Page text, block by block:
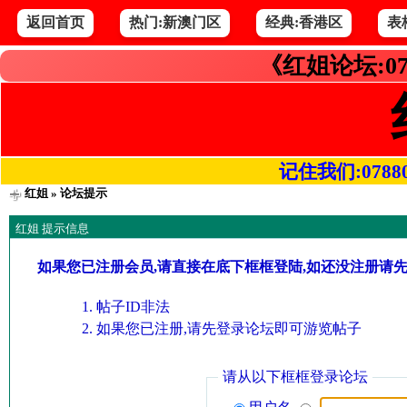
返回首页 热门:新澳门区 经典:香港区 表
《红姐论坛
记住我们
红姐» 论坛提示
红姐 提示信息
如果您已注册会员,请直接在底下框框登陆,如还没注册请
帖子ID非法
如果您已注册,请先登录论坛即可游览帖子
请从以下框框登录论坛